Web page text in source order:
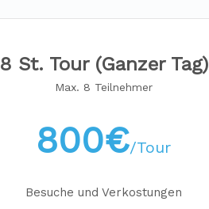
8 St. Tour (Ganzer Tag)
Max. 8 Teilnehmer
800€/Tour
Besuche und Verkostungen